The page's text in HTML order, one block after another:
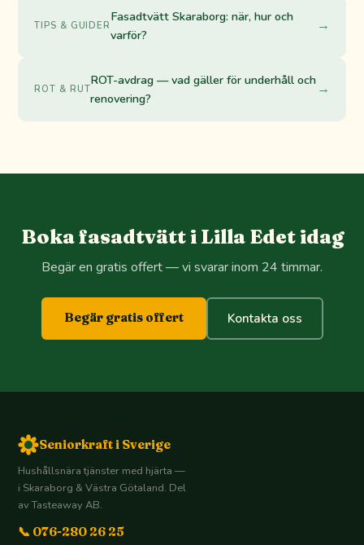
TIPS & GUIDER
Fasadtvätt Skaraborg: när, hur och
varför?
→
ROT & RUT
ROT-avdrag — vad gäller för underhåll och
renovering?
→
Boka fasadtvätt i Lilla Edet idag
Begär en gratis offert — vi svarar inom 24 timmar.
Begär gratis offert Kontakta oss
Seniorkraft i Sverige
Hushållsnära tjänster med hjärta —
i Skaraborg & Västra Götaland. Del
av Tasteaway AB.
📞 076-280 26 25